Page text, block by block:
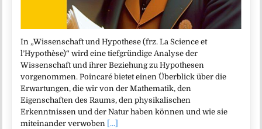
In „Wissenschaft und Hypothese (frz. La Science et
l’Hypothèse)“ wird eine tiefgründige Analyse der
Wissenschaft und ihrer Beziehung zu Hypothesen
vorgenommen. Poincaré bietet einen Überblick über die
Erwartungen, die wir von der Mathematik, den
Eigenschaften des Raums, den physikalischen
Erkenntnissen und der Natur haben können und wie sie
miteinander verwoben [...]